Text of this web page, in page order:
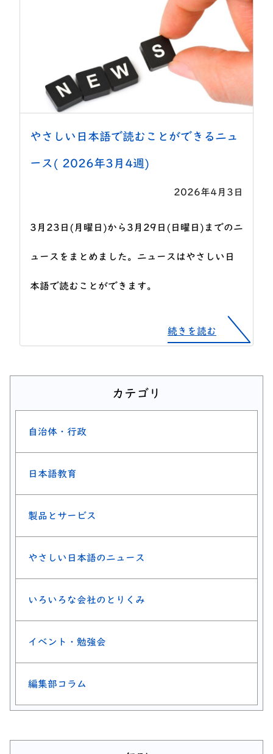
やさしい日本語で読むことができるニュ
ース( 2026年3月4週)
2026年4月3日
3月23日(月曜日)から3月29日(日曜日)までのニ
ュースをまとめました。ニュースはやさしい日
本語で読むことができます。
続きを読む
カテゴリ
自治体・行政
日本語教育
製品とサービス
やさしい日本語のニュース
いろいろな会社のとりくみ
イベント・勉強会
編集部コラム